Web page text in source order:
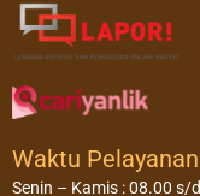
Waktu Pelayanan
Senin – Kamis : 08.00 s/